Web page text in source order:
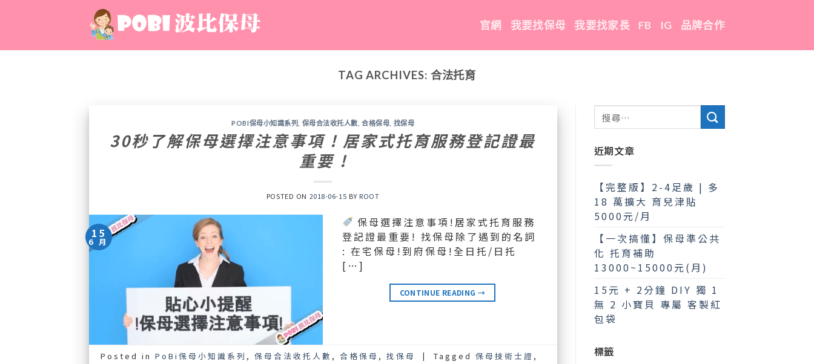
官網 我要找保母 我要找家長 FB IG 品牌合作
TAG ARCHIVES: 合法托育
POBI保母小知識系列 保母合法收托人數 ,合格保母 找保母
30秒了解保母選擇注意事項 ! 居家式托育服務登記證最
重要 !
POSTED ON 2018-06-15 BY ROOT
15
6 月
保母選擇注意事項!居家式托育服務
登記證最重要! 找保母除了遇到的名詞
: 在宅保母!到府保母!全日托/日托
[…]
CONTINUE READING →
Posted inPoBi保母小知識系列 ,保母合法收托人數 ,合格保母 ,找保母 | Tagged保母技術士證 ,
近期文章
【完整版】2-4足歲 | 多
18 萬擴大 育兒津貼
5000元/月
【一次搞懂】保母準公共
化 托育補助
13000~15000元(月)
15元 + 2分鐘 DIY 獨 1
無 2 小寶貝 專屬 客製紅
包袋
標籤